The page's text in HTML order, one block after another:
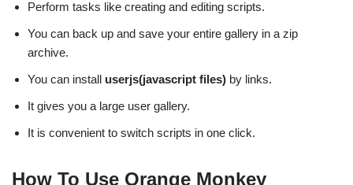
Perform tasks like creating and editing scripts.
You can back up and save your entire gallery in a zip
archive.
You can install userjs(javascript files) by links.
It gives you a large user gallery.
It is convenient to switch scripts in one click.
How To Use Orange Monkey